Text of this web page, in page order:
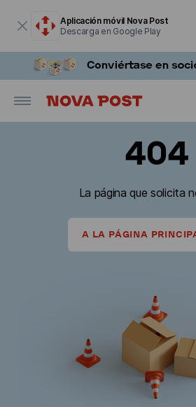
Aplicación móvil Nova Post
Descarga en Google Play
404
La página que solicita
A LA PÁGINA